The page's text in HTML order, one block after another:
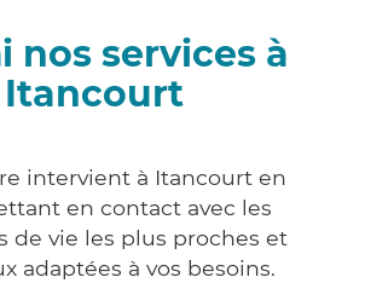
nos services à
Itancourt
intervient à Itancourt en
en contact avec les
de vie les plus proches et
adaptées à vos besoins.